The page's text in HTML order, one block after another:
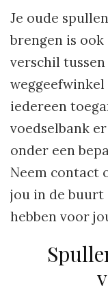
Je oude
brengen is
verschil
iedereen
voedselbank
onder een
Neem contact
jou in de buurt
hebben voor